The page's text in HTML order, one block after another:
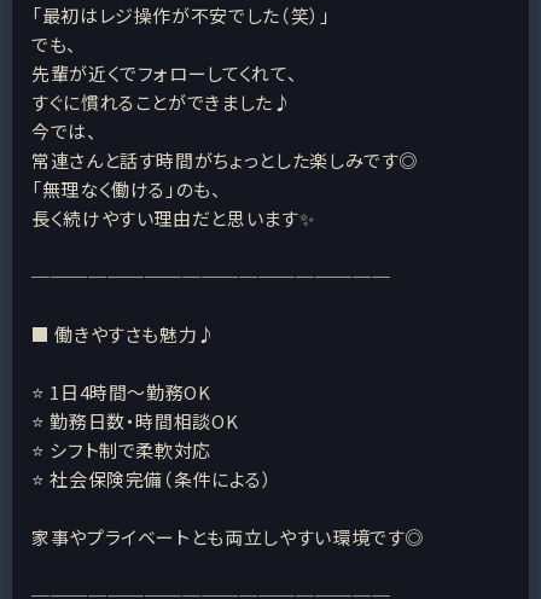
「最初はレジ操作が不安でした（笑）」
でも、
先輩が近くでフォローしてくれて、
すぐに慣れることができました♪
今では、
常連さんと話す時間がちょっとした楽しみです◎
「無理なく働ける」のも、
長く続けやすい理由だと思います✨
───────────────────
■ 働きやすさも魅力♪
⭐ 1日4時間～勤務OK
⭐ 勤務日数・時間相談OK
⭐ シフト制で柔軟対応
⭐ 社会保険完備（条件による）
家事やプライベートとも両立しやすい環境です◎